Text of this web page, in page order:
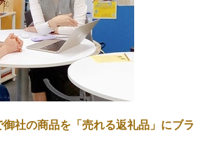
社の商品を「売れる返礼品」にブラ